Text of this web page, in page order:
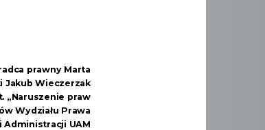
prawny Marta
Jakub Wieczerzak
„Naruszenie praw
Wydziału Prawa
i Administracji UAM